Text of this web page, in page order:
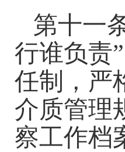
第十一
行谁负责
任制，严
介质管理
察工作档